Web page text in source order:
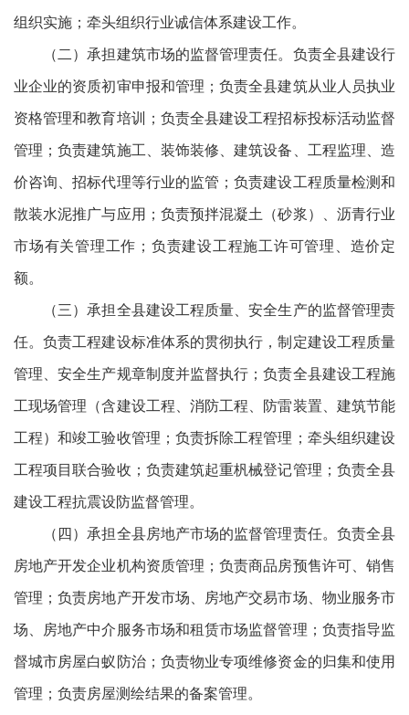
组织实施；牵头组织行业诚信体系建设工作。
（二）承担建筑市场的监督管理责任。负责全县建设行
业企业的资质初审申报和管理；负责全县建筑从业人员执业
资格管理和教育培训；负责全县建设工程招标投标活动监督
管理；负责建筑施工、装饰装修、建筑设备、工程监理、造
价咨询、招标代理等行业的监管；负责建设工程质量检测和
散装水泥推广与应用；负责预拌混凝土（砂浆）、沥青行业
市场有关管理工作；负责建设工程施工许可管理、造价定
额。
（三）承担全县建设工程质量、安全生产的监督管理责
任。负责工程建设标准体系的贯彻执行，制定建设工程质量
管理、安全生产规章制度并监督执行；负责全县建设工程施
工现场管理（含建设工程、消防工程、防雷装置、建筑节能
工程）和竣工验收管理；负责拆除工程管理；牵头组织建设
工程项目联合验收；负责建筑起重杋械登记管理；负责全县
建设工程抗震设防监督管理。
（四）承担全县房地产市场的监督管理责任。负责全县
房地产开发企业机构资质管理；负责商品房预售许可、销售
管理；负责房地产开发市场、房地产交易市场、物业服务市
场、房地产中介服务市场和租赁市场监督管理；负责指导监
督城市房屋白蚁防治；负责物业专项维修资金的归集和使用
管理；负责房屋测绘结果的备案管理。